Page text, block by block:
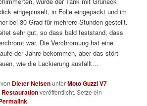
eingepinselt, in Folie eingepackt und im
bei 30 Grad für mehrere Stunden gestellt.
sehr gut, so dass bald feststand, dass
war. Die Verchromung hat eine
der Jahre bekommen, aber das stört
wie die Lackierung ausfällt…
Dieter NelsenunterMoto Guzzi V7
veröffentlicht. Setze ein
.